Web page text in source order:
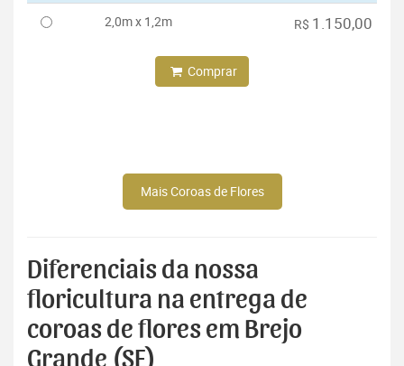
2,0m x 1,2m R$ 1.150,00
Comprar
Mais Coroas de Flores
Diferenciais da nossa
floricultura na entrega de
coroas de flores em Brejo
Grande (SE)